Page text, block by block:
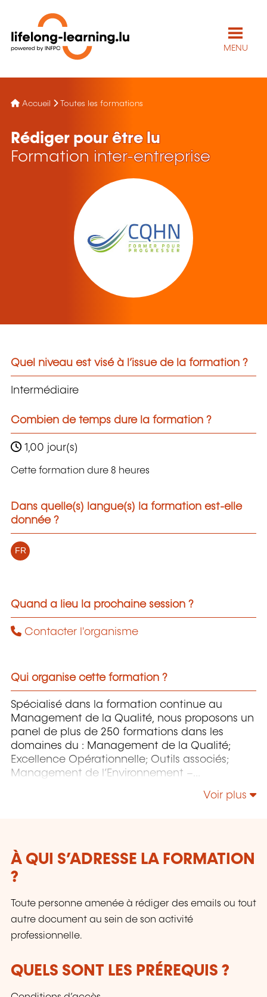
MENU
Accueil Toutes les formations
Rédiger pour être lu
Formation inter-entreprise
Quel niveau est visé à l’issue de la formation ?
Intermédiaire
Combien de temps dure la formation ?
1,00 jour(s)
Cette formation dure 8 heures
Dans quelle(s) langue(s) la formation est-elle
donnée ?
FR
Quand a lieu la prochaine session ?
Contacter l'organisme
Qui organise cette formation ?
Spécialisé dans la formation continue au
Management de la Qualité, nous proposons un
panel de plus de 250 formations dans les
domaines du : Management de la Qualité;
Excellence Opérationnelle; Outils associés;
Management de l’Environnement –
Management de la Sécurité et de la Sûreté;
Voir plus
À QUI S’ADRESSE LA FORMATION
?
Toute personne amenée à rédiger des emails ou tout
autre document au sein de son activité
professionnelle.
QUELS SONT LES PRÉREQUIS ?